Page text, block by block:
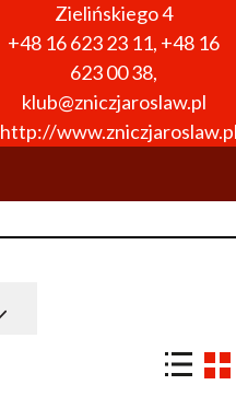
Zielińskiego 4
+48 16 623 23 11, +48 16
623 00 38,
klub@zniczjaroslaw.pl
http://